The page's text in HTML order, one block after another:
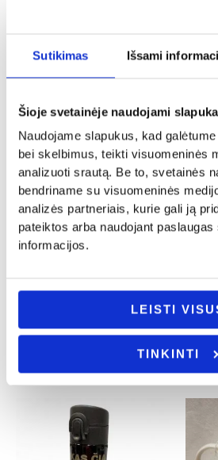
Sutikimas Išsami
Šioje svetainėje naudojami
Naudojame slapukus, kad
bei skelbimus, teikti visuomeninės
analizuoti srautą. Be to, svetainės
bendriname su visuomeninės
analizės partneriais, kurie gali ją
pateiktos arba naudojant paslaugas
informacijos.
LEISTI
TINKINTI
Panašūs produktai
Boso dienos dovanos
Siuvinėtas rankšluostis „BOSS”
14.00€
- PASIRINKITE
VARIANTĄ
9.00€
Į